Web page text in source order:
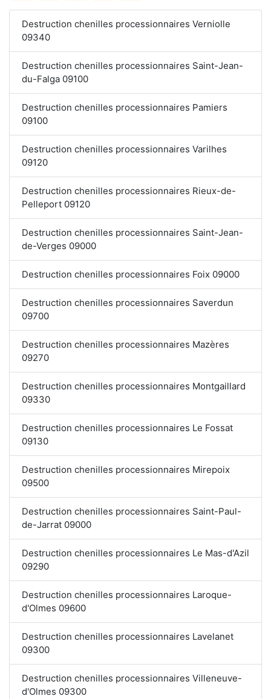
Destruction chenilles processionnaires Verniolle
09340
Destruction chenilles processionnaires Saint-Jean-
du-Falga 09100
Destruction chenilles processionnaires Pamiers
09100
Destruction chenilles processionnaires Varilhes
09120
Destruction chenilles processionnaires Rieux-de-
Pelleport 09120
Destruction chenilles processionnaires Saint-Jean-
de-Verges 09000
Destruction chenilles processionnaires Foix 09000
Destruction chenilles processionnaires Saverdun
09700
Destruction chenilles processionnaires Mazères
09270
Destruction chenilles processionnaires Montgaillard
09330
Destruction chenilles processionnaires Le Fossat
09130
Destruction chenilles processionnaires Mirepoix
09500
Destruction chenilles processionnaires Saint-Paul-
de-Jarrat 09000
Destruction chenilles processionnaires Le Mas-d'Azil
09290
Destruction chenilles processionnaires Laroque-
d'Olmes 09600
Destruction chenilles processionnaires Lavelanet
09300
Destruction chenilles processionnaires Villeneuve-
d'Olmes 09300